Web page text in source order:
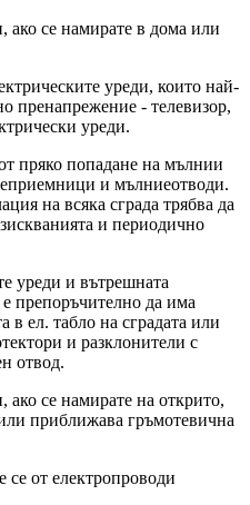
ако се намирате в дома или
уреди, които най-
пренапрежение - телевизор,
уреди.
пряко попадане на мълнии
и мълниеотводи.
на всяка сграда трябва да
и периодично
уреди и вътрешната
препоръчително да има
в ел. табло на сградата или
и разклонители с
отвод.
се намирате на открито,
приближава гръмотевична
се от електропроводи